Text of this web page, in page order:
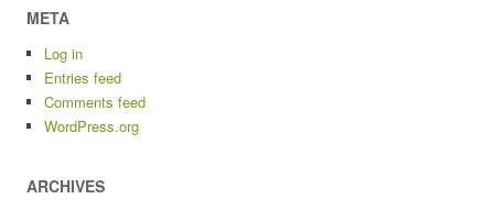
META
Log in
Entries feed
Comments feed
WordPress.org
ARCHIVES